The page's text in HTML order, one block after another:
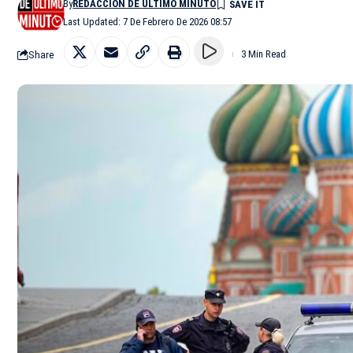
Last Updated: 7 De Febrero De 2026 08:57
ByREDACCIÓN DE ÚLTIMO MINUTO
Share 3 Min Read